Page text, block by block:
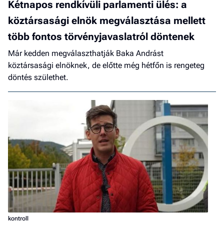
Kétnapos rendkívüli parlamenti ülés: a
köztársasági elnök megválasztása mellett
több fontos törvényjavaslatról döntenek
Már kedden megválaszthatják Baka Andrást
köztársasági elnöknek, de előtte még hétfőn is rengeteg
döntés születhet.
kontroll